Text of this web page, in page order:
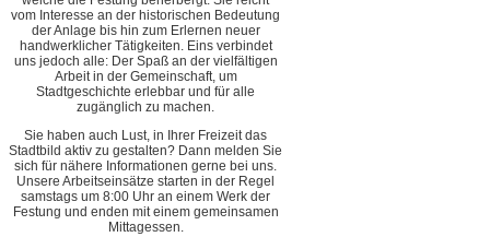
vom Interesse an der historischen Bedeutung
der Anlage bis hin zum Erlernen neuer
handwerklicher Tätigkeiten. Eins verbindet
uns jedoch alle: Der Spaß an der vielfältigen
Arbeit in der Gemeinschaft, um
Stadtgeschichte erlebbar und für alle
zugänglich zu machen.
Sie haben auch Lust, in Ihrer Freizeit das
Stadtbild aktiv zu gestalten? Dann melden Sie
sich für nähere Informationen gerne bei uns.
Unsere Arbeitseinsätze starten in der Regel
samstags um 8:00 Uhr an einem Werk der
Festung und enden mit einem gemeinsamen
Mittagessen.